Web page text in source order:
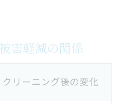
害軽減の関係
クリーニング後の変化